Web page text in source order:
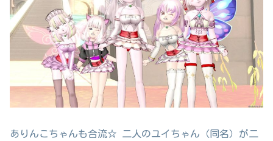
ありんこちゃんも合流☆ 二人のユイちゃん（同名）が二